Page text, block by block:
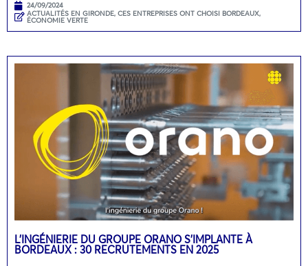
24/09/2024
ACTUALITÉS EN GIRONDE, CES ENTREPRISES ONT CHOISI BORDEAUX,
ÉCONOMIE VERTE
L’INGÉNIERIE DU GROUPE ORANO S’IMPLANTE À
BORDEAUX : 30 RECRUTEMENTS EN 2025